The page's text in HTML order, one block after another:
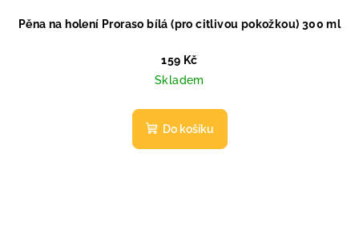
Pěna na holení Proraso bílá (pro citlivou pokožkou) 300 ml
159 Kč
Skladem
Do košíku